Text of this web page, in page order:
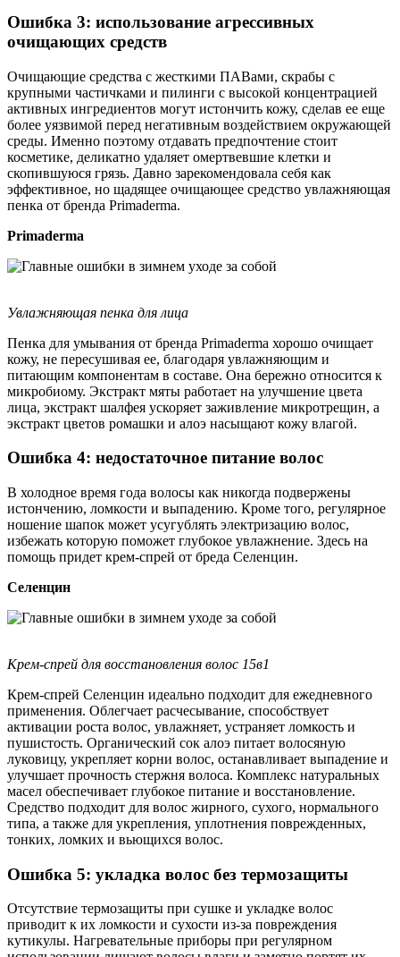
Ошибка 3: использование агрессивных
очищающих средств
Очищающие средства с жесткими ПАВами, скрабы с
крупными частичками и пилинги с высокой концентрацией
активных ингредиентов могут истончить кожу, сделав ее еще
более уязвимой перед негативным воздействием окружающей
среды. Именно поэтому отдавать предпочтение стоит
косметике, деликатно удаляет омертвевшие клетки и
скопившуюся грязь. Давно зарекомендовала себя как
эффективное, но щадящее очищающее средство увлажняющая
пенка от бренда Primaderma.
Primaderma
Увлажняющая пенка для лица
Пенка для умывания от бренда Primaderma хорошо очищает
кожу, не пересушивая ее, благодаря увлажняющим и
питающим компонентам в составе. Она бережно относится к
микробиому. Экстракт мяты работает на улучшение цвета
лица, экстракт шалфея ускоряет заживление микротрещин, а
экстракт цветов ромашки и алоэ насыщают кожу влагой.
Ошибка 4: недостаточное питание волос
В холодное время года волосы как никогда подвержены
истончению, ломкости и выпадению. Кроме того, регулярное
ношение шапок может усугублять электризацию волос,
избежать которую поможет глубокое увлажнение. Здесь на
помощь придет крем-спрей от бреда Селенцин.
Селенцин
Крем-спрей для восстановления волос 15в1
Крем-спрей Селенцин идеально подходит для ежедневного
применения. Облегчает расчесывание, способствует
активации роста волос, увлажняет, устраняет ломкость и
пушистость. Органический сок алоэ питает волосяную
луковицу, укрепляет корни волос, останавливает выпадение и
улучшает прочность стержня волоса. Комплекс натуральных
масел обеспечивает глубокое питание и восстановление.
Средство подходит для волос жирного, сухого, нормального
типа, а также для укрепления, уплотнения поврежденных,
тонких, ломких и вьющихся волос.
Ошибка 5: укладка волос без термозащиты
Отсутствие термозащиты при сушке и укладке волос
приводит к их ломкости и сухости из-за повреждения
кутикулы. Нагревательные приборы при регулярном